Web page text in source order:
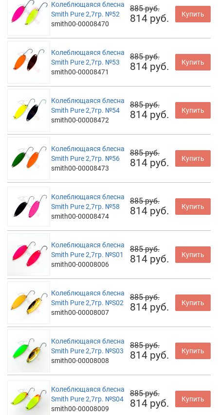
Колеблющаяся блесна
Smith Pure 2,7гр. №52
smith00-00008470
885 руб.
814 руб. Купить
Колеблющаяся блесна
Smith Pure 2,7гр. №53
smith00-00008471
885 руб.
814 руб. Купить
Колеблющаяся блесна
Smith Pure 2,7гр. №54
smith00-00008472
885 руб.
814 руб. Купить
Колеблющаяся блесна
Smith Pure 2,7гр. №56
smith00-00008473
885 руб.
814 руб. Купить
Колеблющаяся блесна
Smith Pure 2,7гр. №58
smith00-00008474
885 руб.
814 руб. Купить
Колеблющаяся блесна
Smith Pure 2,7гр. №S01
smith00-00008006
885 руб.
814 руб. Купить
Колеблющаяся блесна
Smith Pure 2,7гр. №S02
smith00-00008007
885 руб.
814 руб. Купить
Колеблющаяся блесна
Smith Pure 2,7гр. №S03
smith00-00008008
885 руб.
814 руб. Купить
Колеблющаяся блесна
Smith Pure 2,7гр. №S04
smith00-00008009
885 руб.
814 руб. Купить